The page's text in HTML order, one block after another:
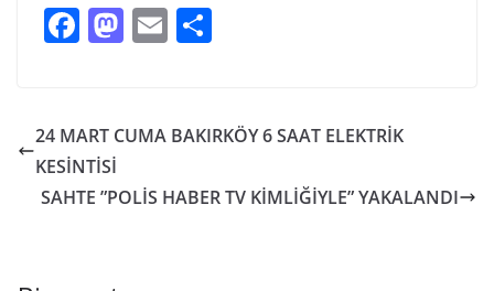
F
b
o
o
M
d
n
E
l e
24 MART CUMA BAKIRKÖY 6 SAAT ELEKTRİK
KESİNTİSİ
SAHTE ”POLİS HABER TV KİMLİĞİYLE” YAKALANDI